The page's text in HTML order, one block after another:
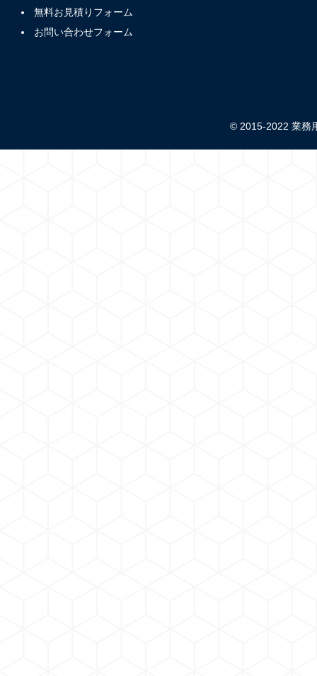
無料お見積りフォーム
お問い合わせフォーム
© 2015-2022 業務